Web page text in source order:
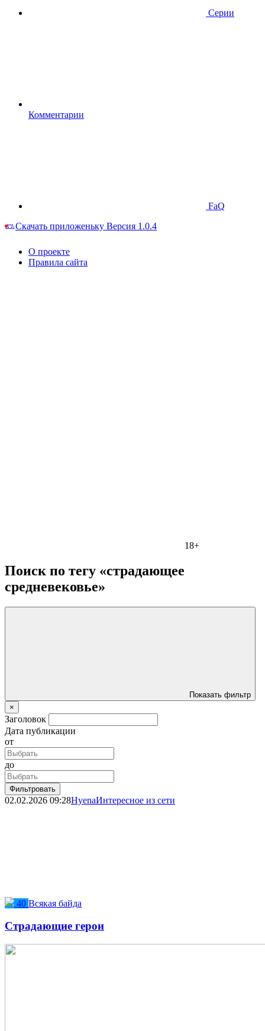
Серии
Комментарии
FaQ
Скачать приложеньку Версия 1.0.4
О проекте
Правила сайта
18+
Поиск по тегу «страдающее
средневековье»
Показать фильтр
×
Заголовок
Дата публикации
от
до
Фильтровать
02.02.2026 09:28HyenaИнтересное из сети
40 Всякая байда
Страдающие герои